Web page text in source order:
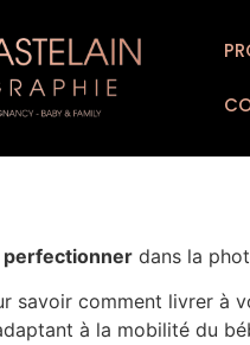
SUPPORTS D’ART
perfectionner dans la
savoir comment livrer à
à la mobilité du